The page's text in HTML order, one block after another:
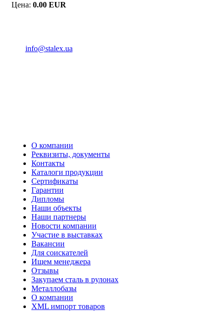
Цена: 0.00 EUR
info@stalex.ua
О компании
Реквизиты, документы
Контакты
Каталоги продукции
Сертификаты
Гарантии
Дипломы
Наши объекты
Наши партнеры
Новости компании
Участие в выставках
Вакансии
Для соискателей
Ищем менеджера
Отзывы
Закупаем сталь в рулонах
Металлобазы
О компании
XML импорт товаров